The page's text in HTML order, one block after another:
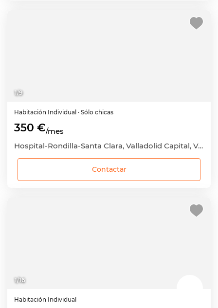
1/9
Habitación Individual · Sólo chicas
350 €/mes
Hospital-Rondilla-Santa Clara, Valladolid Capital, Valladolid
Contactar
1/16
Habitación Individual